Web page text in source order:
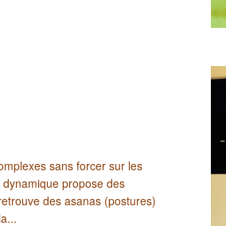
sans forcer sur les
propose des
des asanas (postures)